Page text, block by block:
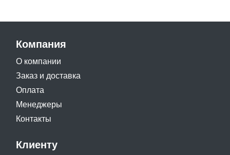
Компания
О компании
Заказ и доставка
Оплата
Менеджеры
Контакты
Клиенту